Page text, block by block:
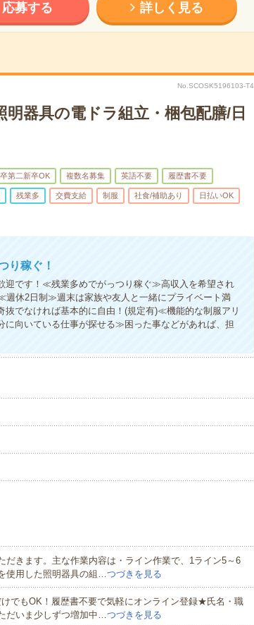
応募する 詳しく見る
No.SCOSK5196103-T4
明器具の電ドラ組立・梱包配膳/日
第二新卒OK 複数名募集 英語不要 履歴書不要
残業多 交費支給 制服 社食/補助あり 日払いOK
り稼ぐ！
です！≪残業多めでがっつり稼ぐ≫高収入を希望され
休2日制≫週末は家族や友人と一緒にプライベート満
でなければ基本的に自由！(規定有)≪機能的な制服アリ
向いている仕事が探せる≫困った事などがあれば、担
だきます。主な作業内容は・ライン作業で、1ライン5～6
使用した照明器具の組…つづきを見る
でもOK！履歴書不要で気軽にオンライン登録★氏名・職
だいま少しずつ増加中…つづきを見る